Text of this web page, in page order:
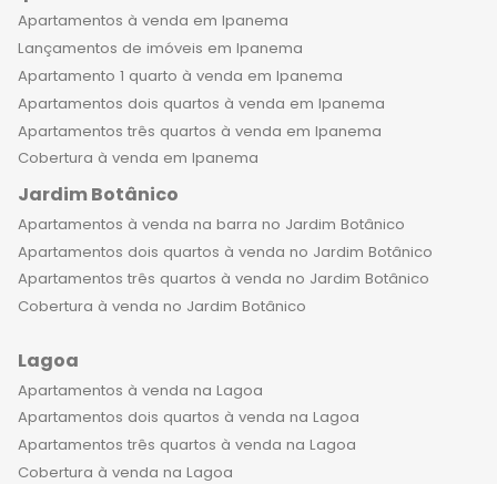
tecnologia de ponta, preservando a
arquitetura original e agregando
ainda mais valor ao imóvel. A
infraestrutura de Laranjeiras é
excelente, com uma ampla rede de
serviços e comércios, facilitando a
rotina dos moradores. O bairro é
arborizado, com ruas largas e calmas,
proporcionando um ambiente
tranquilo e seguro para todos. Além
disso, o bairro conta com uma
centro do Rio de Janeiro e com fácil
acesso a diversas regiões da cidade.
Ao adquirir um apartamento de luxo
em Laranjeiras, você está investindo
em um imóvel que certamente
Apartamentos à venda em Ipanema
Lançamentos de imóveis em Ipanema
Apartamento 1 quarto à venda em Ipanema
Apartamentos dois quartos à venda em Ipanema
Apartamentos três quartos à venda em Ipanema
Cobertura à venda em Ipanema
Jardim Botânico
Apartamentos à venda na barra no Jardim Botânico
Apartamentos dois quartos à venda no Jardim Botânico
Apartamentos três quartos à venda no Jardim Botânico
Cobertura à venda no Jardim Botânico
Lagoa
Apartamentos à venda na Lagoa
Apartamentos dois quartos à venda na Lagoa
Apartamentos três quartos à venda na Lagoa
Cobertura à venda na Lagoa